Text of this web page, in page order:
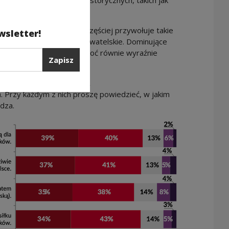
jest obecna, najczęściej przywołuje takie
czy społeczeństwo obywatelskie. Dominujące
i entuzjazm, choć równie wyraźnie
każdym z nich proszę powiedzieć, w jakim
Zapisz